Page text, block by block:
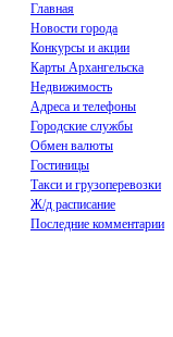
Главная
Новости города
Конкурсы и акции
Карты Архангельска
Недвижимость
Адреса и телефоны
Городские службы
Обмен валюты
Гостиницы
Такси и грузоперевозки
Ж/д расписание
Последние комментарии